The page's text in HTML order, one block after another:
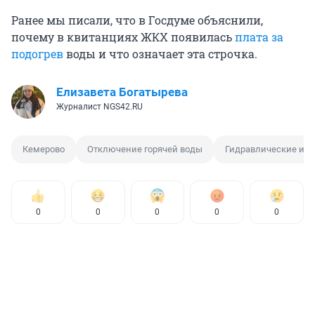
Ранее мы писали, что в Госдуме объяснили,
почему в квитанциях ЖКХ появиласьплата за
подогревводы и что означает эта строчка.
Елизавета Богатырева
Журналист NGS42.RU
Кемерово Отключение горячей воды Гидравлические
0 0 0 0 0